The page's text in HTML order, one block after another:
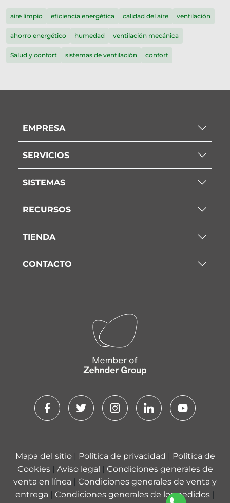
aire limpio eficiencia energética calidad del aire ventilación
ahorro energético humedad ventilación mecánica
Salud y confort sistemas de ventilación confort
EMPRESA
SERVICIOS
SISTEMAS
RECURSOS
TIENDA
CONTACTO
Mapa del sitio Política de privacidad
Política de
Cookies
Aviso legal
Condiciones generales de
venta en línea
Condiciones generales de venta y
entrega
Condiciones generales de los pedidos